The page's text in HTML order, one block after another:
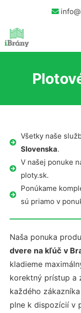
Všetky naše
Slovenska.
V našej ponuke
ploty.sk.
Ponúkame
sú priamo v
Naša ponuka
dvere na kľúč v
kladieme
korektný prístup a
každého
plne k dispozícií v